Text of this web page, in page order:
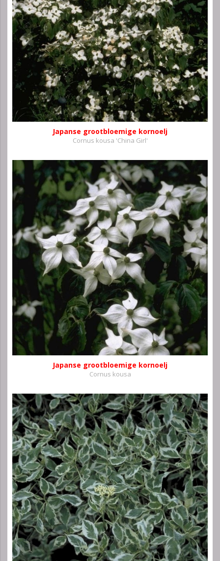
Japanse grootbloemige kornoelj
Cornus kousa 'China Girl'
Japanse grootbloemige kornoelj
Cornus kousa